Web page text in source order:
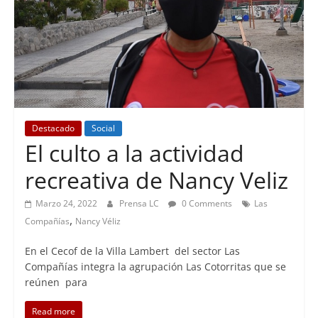
Destacado Social
El culto a la actividad
recreativa de Nancy Veliz
Marzo 24, 2022 Prensa LC 0 Comments
Las
Compañías, Nancy Véliz
En el Cecof de la Villa Lambert del sector Las
Compañías integra la agrupación Las Cotorritas que se
reúnen para
Read more